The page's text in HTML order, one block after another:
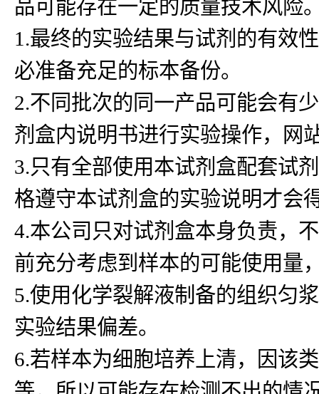
品可能存在一定的质量技术风险
1.最终的实验结果与试剂的有效
必准备充足的标本备份。
2.不同批次的同一产品可能会有
剂盒内说明书进行实验操作，网
3.只有全部使用本试剂盒配套试
格遵守本试剂盒的实验说明才会
4.本公司只对试剂盒本身负责，
前充分考虑到样本的可能使用量
5.使用化学裂解液制备的组织匀
实验结果偏差。
6.若样本为细胞培养上清，因该